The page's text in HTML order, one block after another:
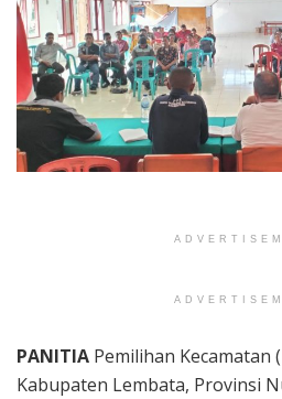
PANITIA Pemilihan Kecamatan
Kabupaten Lembata, Provinsi